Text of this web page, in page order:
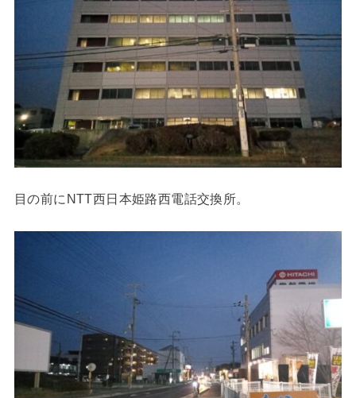
目の前にNTT西日本姫路西電話交換所。